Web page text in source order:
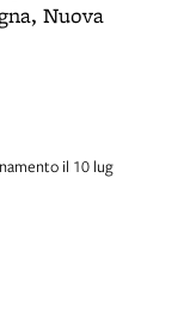
Nuova
il 10 lug